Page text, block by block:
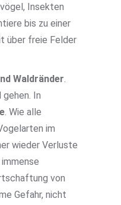
Insekten
bis zu einer
über freie Felder
Waldränder.
In
. Wie alle
im
wieder Verluste
von
Gefahr, nicht